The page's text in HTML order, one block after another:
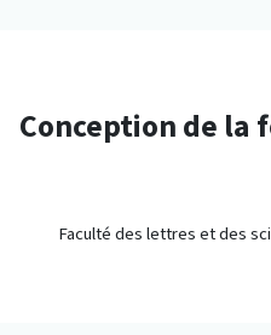
Conception de la
Faculté des lettres et des